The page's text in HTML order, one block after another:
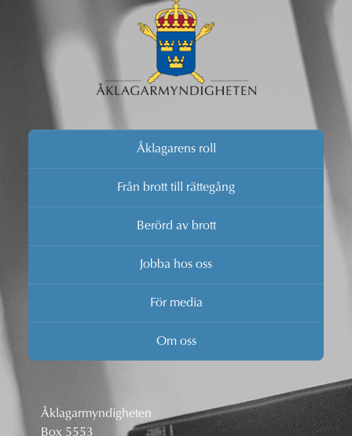
Åklagarens roll
Från brott till rättegång
Berörd av brott
Jobba hos oss
För media
Om oss
Åklagarmyndigheten
Box 5553